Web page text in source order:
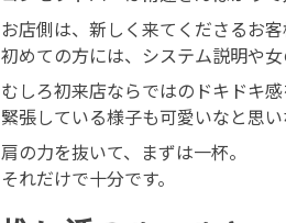
お店側は、新しく来てくださるお客
初めての方には、システム説明や
むしろ初来店ならではのドキドキ
緊張している様子も可愛いなと思い
肩の力を抜いて、まずは一杯。
それだけで十分です。